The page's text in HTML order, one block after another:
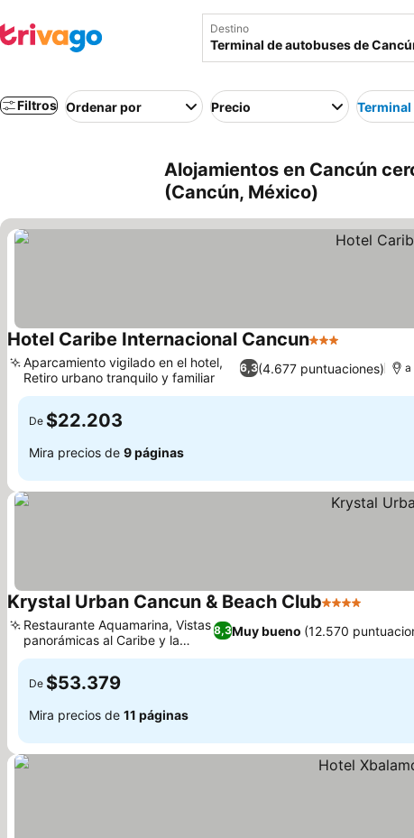
Destino
Filtros Ordenar por Precio Terminal
Alojamientos en Cancún
(Cancún, México)
Hotel Caribe Internacional Cancun3 Estrellas
6,3(4.677 puntuaciones)
Aparcamiento vigilado en el hotel,
Retiro urbano tranquilo y familiar
a
De $22.203
Mira precios de 9 páginas
Krystal Urban Cancun & Beach Club4 Estrellas
8,3Muy bueno (12.570
Restaurante Aquamarina, Vistas
panorámicas al Caribe y la
ciudad
De $53.379
Mira precios de 11 páginas